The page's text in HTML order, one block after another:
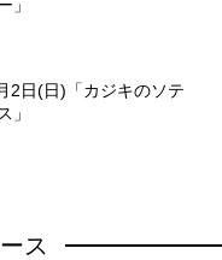
」
2日(日)「カジキのソテ
」
ス